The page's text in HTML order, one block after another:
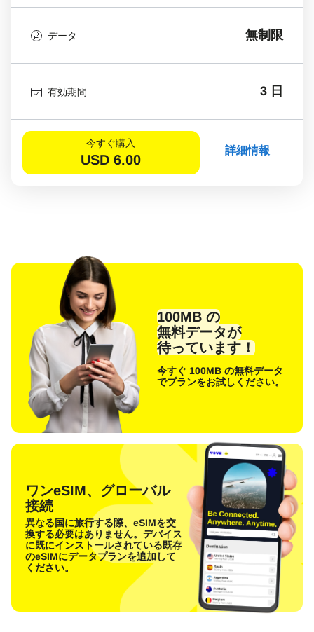
データ 無制限
有効期間 3 日
今すぐ購入
USD 6.00
詳細情報
100MB の
無料データが
待っています！
今すぐ 100MB の無料データ
でプランをお試しください。
ワンeSIM、グローバル
接続
異なる国に旅行する際、eSIMを交
換する必要はありません。デバイス
に既にインストールされている既存
のeSIMにデータプランを追加して
ください。